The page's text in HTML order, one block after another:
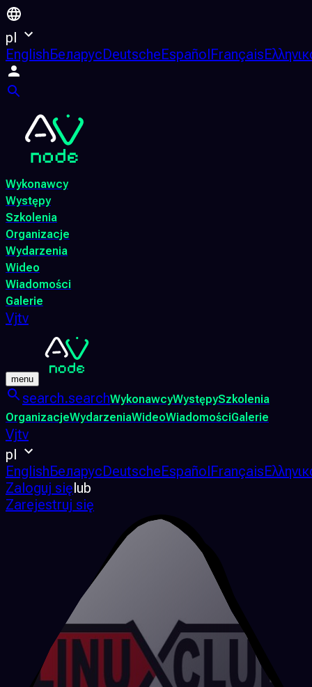
pl
EnglishБеларусDeutscheEspañolFrançais
Wykonawcy
Występy
Szkolenia
Organizacje
Wydarzenia
Wideo
Wiadomości
Galerie
Vjtv
menu
search.searchWykonawcyWystępySzkolenia
OrganizacjeWydarzeniaWideoWiadomościGalerie
Vjtv
pl
EnglishБеларусDeutscheEspañolFrançais
Zaloguj sięlub
Zarejestruj się